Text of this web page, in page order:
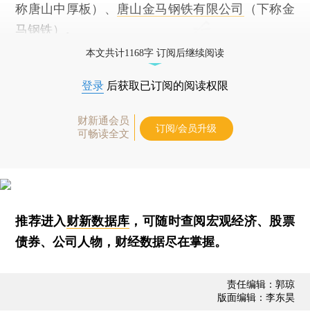
称唐山中厚板）、 唐山金马钢铁有限公司
（下称金
马钢铁）。
本文共计1168字 订阅后继续阅读
登录 后获取已订阅的阅读权限
财新通会员
可畅读全文
订阅/会员升级
推荐进入财新数据库 ，可随时查阅宏观经济、股票
债券、公司人物，财经数据尽在掌握。
责任编辑：郭琼
版面编辑：李东昊